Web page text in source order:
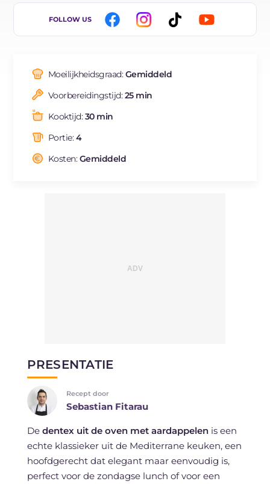
IT
ES
FR
BR
FOLLOW US
Moeilijkheidsgraad:Gemiddeld
Voorbereidingstijd:25 min
Kooktijd:30 min
Portie:4
Kosten:Gemiddeld
PRESENTATIE
Recept door
Sebastian Fitarau
De dentex uit de oven met aardappelenis een
echte klassieker uit de Mediterrane keuken, een
hoofdgerecht dat elegant maar eenvoudig is,
perfect voor de zondagse lunch of voor een